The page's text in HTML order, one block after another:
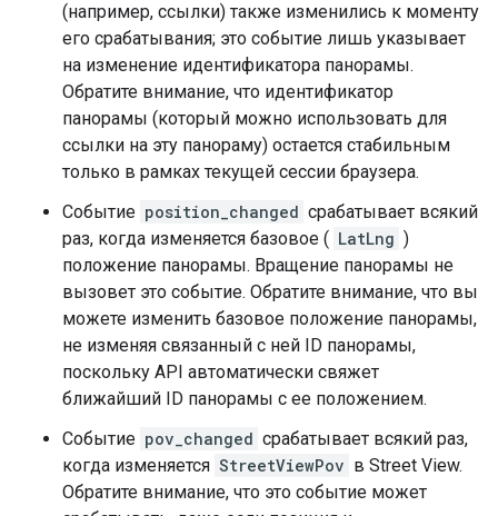
(например, ссылки) также изменились к моменту
его срабатывания; это событие лишь указывает
на изменение идентификатора панорамы.
Обратите внимание, что идентификатор
панорамы (который можно использовать для
ссылки на эту панораму) остается стабильным
только в рамках текущей сессии браузера.
Событие position_changed срабатывает всякий
раз, когда изменяется базовое ( LatLng )
положение панорамы. Вращение панорамы не
вызовет это событие. Обратите внимание, что вы
можете изменить базовое положение панорамы,
не изменяя связанный с ней ID панорамы,
поскольку API автоматически свяжет
ближайший ID панорамы с ее положением.
Событие pov_changed срабатывает всякий раз,
когда изменяется StreetViewPov в Street View.
Обратите внимание, что это событие может